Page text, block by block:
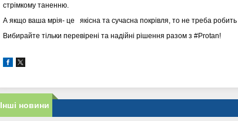
стрімкому таненню.
А якщо ваша мрія- це якісна та сучасна покрівля, то не треба
Вибирайте тільки перевірені та надійні рішення разом з #Protan!
Інші новини